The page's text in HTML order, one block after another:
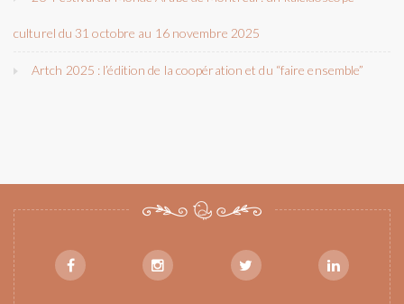
culturel du 31 octobre au 16 novembre 2025
Artch 2025 : l’édition de la coopération et du “faire ensemble”